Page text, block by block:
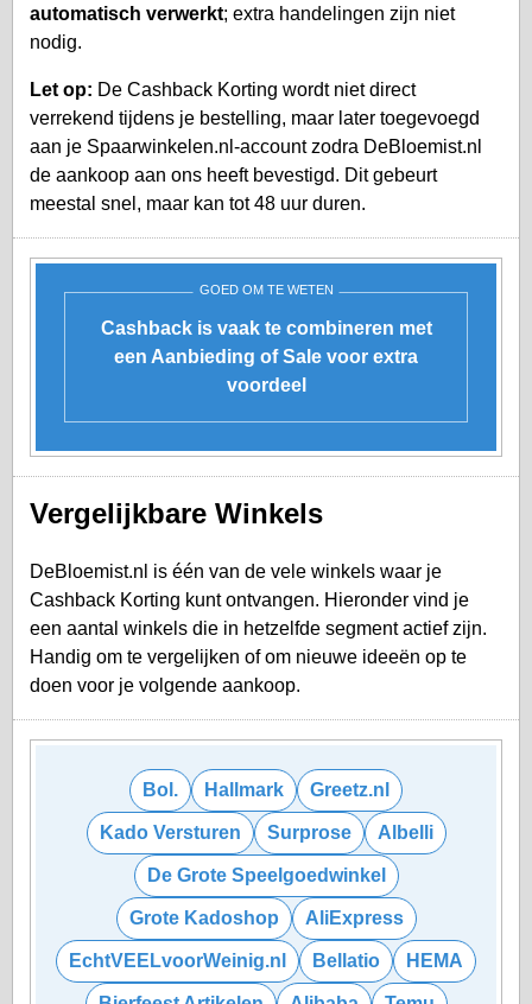
automatisch verwerkt; extra handelingen zijn niet
nodig.
Let op: De Cashback Korting wordt niet direct
verrekend tijdens je bestelling, maar later toegevoegd
aan je Spaarwinkelen.nl-accountzodra DeBloemist.nl
de aankoop aan ons heeft bevestigd. Dit gebeurt
meestal snel, maar kan tot 48 uur duren.
GOED OM TE WETEN
Cashback is vaak te combineren met
een Aanbieding of Sale voor extra
voordeel
Vergelijkbare Winkels
DeBloemist.nl is één van de vele winkels waar je
Cashback Korting kunt ontvangen. Hieronder vind je
een aantal winkels die in hetzelfde segment actief zijn.
Handig om te vergelijken of om nieuwe ideeën op te
doen voor je volgende aankoop.
Bol. Hallmark Greetz.nl
Kado Versturen Surprose Albelli
De Grote Speelgoedwinkel
Grote Kadoshop AliExpress
EchtVEELvoorWeinig.nl Bellatio HEMA